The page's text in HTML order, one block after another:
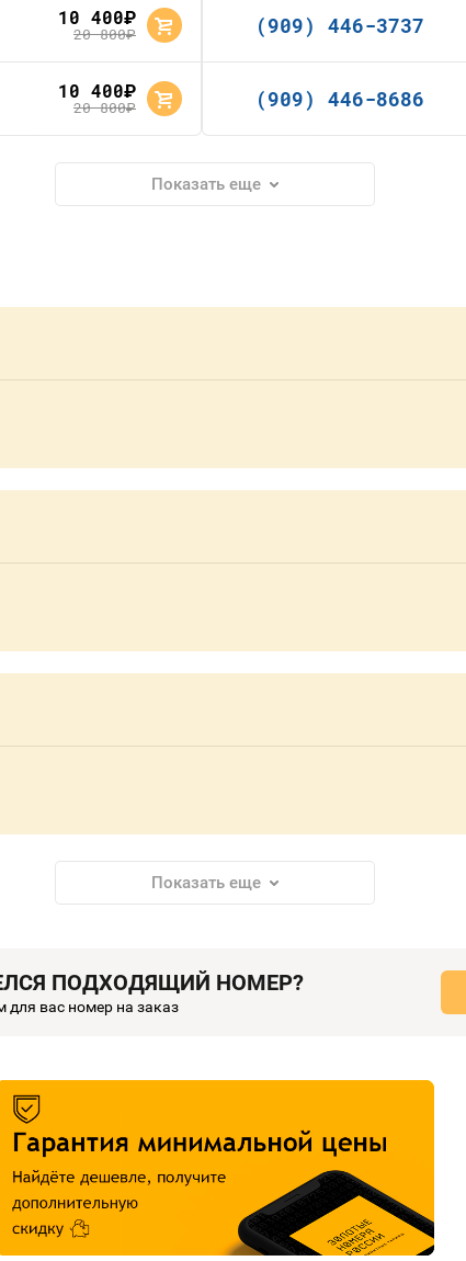
10 400руб.
20 800руб. (909) 446-3737
10 400руб.
20 800руб. (909) 446-8686
Показать еще
Показать еще
ПОДХОДЯЩИЙ НОМЕР?
вас номер на заказ